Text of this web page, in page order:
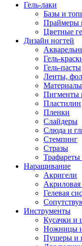
Гель-лаки
Базы и
Праймеры
Цветные
Дизайн ногтей
Гель-
Гель-пасты
Ленты,
Материалы
Пигменты
Пластилин
Пленки
Слайдеры
Слюда и
Стемпинг
Стразы
Трафареты
Наращивание
Акригели
Акриловая
Гелевая
Инструменты
Кусачки и
Ножницы
Пушеры и